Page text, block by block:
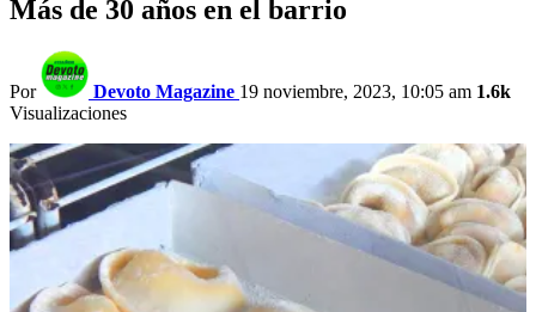
Más de 30 años en el barrio
Por Devoto Magazine 19 noviembre, 2023, 10:05 am 1.6k
Visualizaciones